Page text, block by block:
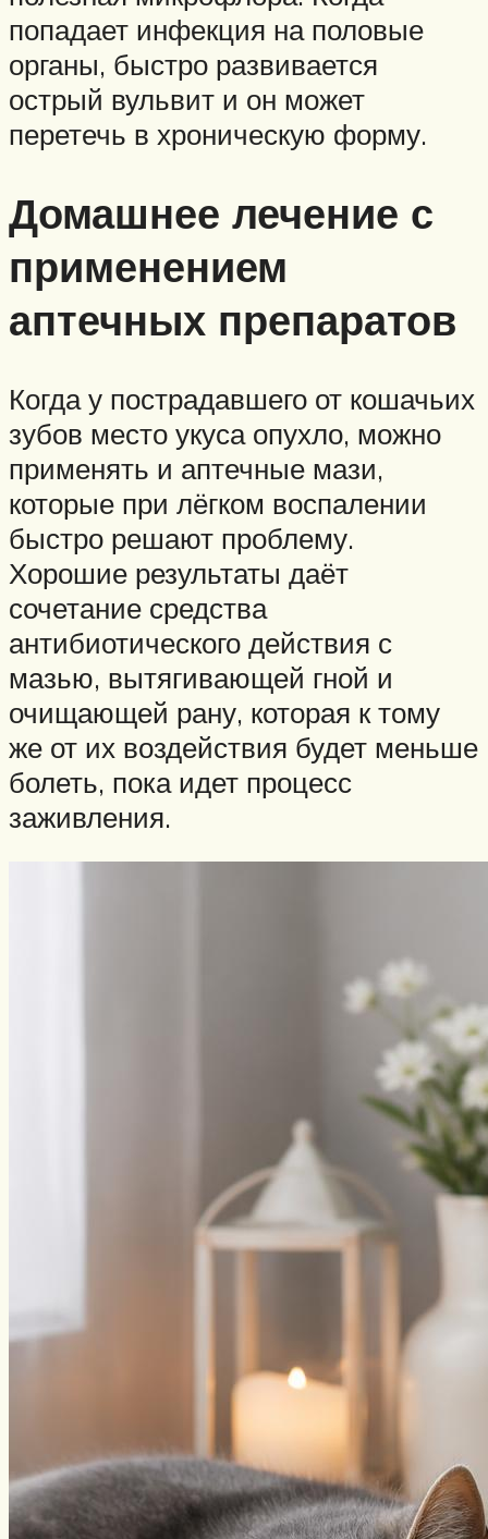
попадает инфекция на половые
органы, быстро развивается
острый вульвит и он может
перетечь в хроническую форму.
Домашнее лечение с
применением
аптечных препаратов
Когда у пострадавшего от кошачьих
зубов место укуса опухло, можно
применять и аптечные мази,
которые при лёгком воспалении
быстро решают проблему.
Хорошие результаты даёт
сочетание средства
антибиотического действия с
мазью, вытягивающей гной и
очищающей рану, которая к тому
же от их воздействия будет меньше
болеть, пока идет процесс
заживления.